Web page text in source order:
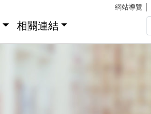
網站導覽
相關連結